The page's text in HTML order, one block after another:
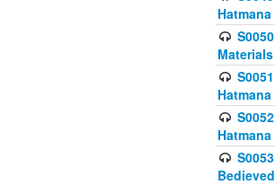
Bedieved